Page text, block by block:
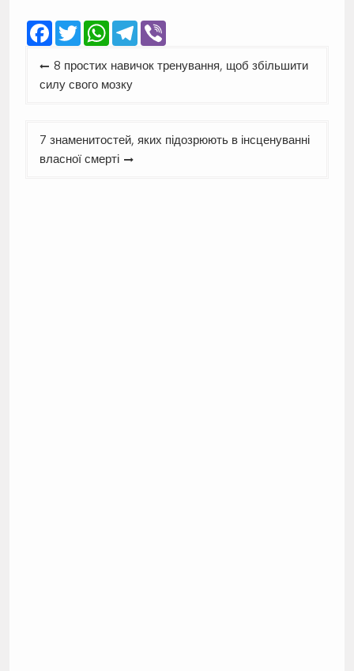
Facebook
TwitterWhatsApp
Telegram
Viber
Навігація
записів
8 простих навичок тренування, щоб збільшити
силу свого мозку
7 знаменитостей, яких підозрюють в інсценуванні
власної смерті